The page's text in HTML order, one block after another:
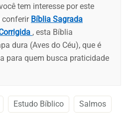
tem interesse por este
conferir Bíblia Sagrada
, esta Bíblia
dura (Aves do Céu), que é
para quem busca praticidade
Estudo Bíblico Salmos